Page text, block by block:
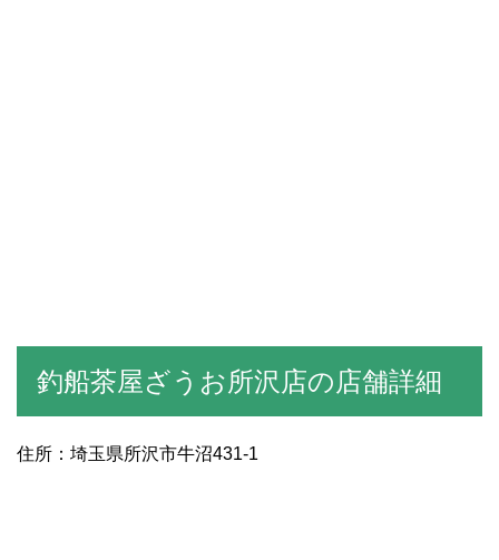
釣船茶屋ざうお所沢店の店舗詳細
住所：埼玉県所沢市牛沼431-1